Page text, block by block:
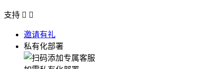
支持  
邀请有礼
私有化部署